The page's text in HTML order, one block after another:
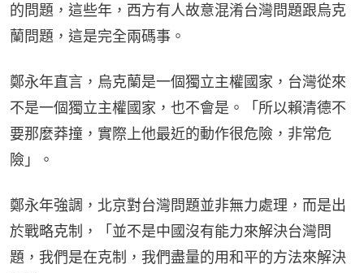
的問題，這些年，西方有人故意混淆台灣問題跟烏克
蘭問題，這是完全兩碼事。
鄭永年直言，烏克蘭是一個獨立主權國家，台灣從來
不是一個獨立主權國家，也不會是。「所以賴清德不
要那麼莽撞，實際上他最近的動作很危險，非常危
險」。
鄭永年強調，北京對台灣問題並非無力處理，而是出
於戰略克制，「並不是中國沒有能力來解決台灣問
題，我們是在克制，我們盡量的用和平的方法來解決